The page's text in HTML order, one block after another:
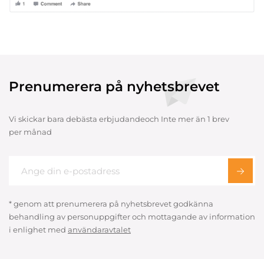
Prenumerera på nyhetsbrevet
Vi skickar bara debästa erbjudandeoch Inte mer än 1 brev
per månad
* genom att prenumerera på nyhetsbrevet godkänna
behandling av personuppgifter och mottagande av information
i enlighet med användaravtalet